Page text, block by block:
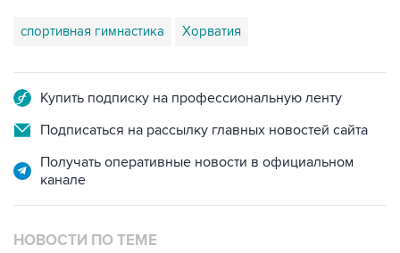
спортивная гимнастика Хорватия
Купить подписку на профессиональную ленту
Подписаться на рассылку главных новостей сайта
Получать оперативные новости в официальном
канале
НОВОСТИ ПО ТЕМЕ